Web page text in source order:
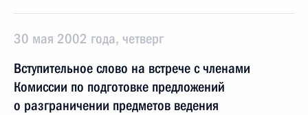
30 мая 2002 года, четверг
Вступительное слово на встрече с членами
Комиссии по подготовке предложений
о разграничении предметов ведения